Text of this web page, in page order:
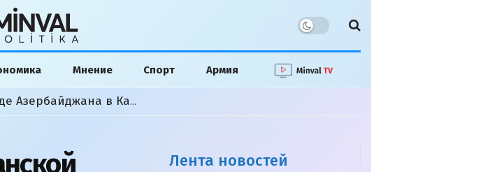
Мнение Спорт Армия
Американский аналитик выпускает книгу о победе Азербайджана в Карабахской войне
Лента новостей